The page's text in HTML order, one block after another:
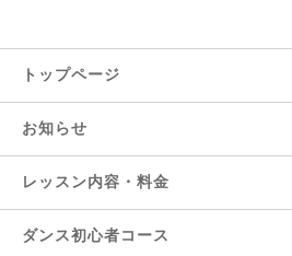
トップページ
お知らせ
レッスン内容・料金
ダンス初心者コース